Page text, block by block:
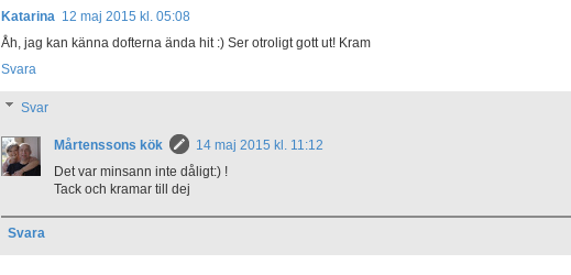
Katarina 12 maj 2015 kl. 05:08
Åh, jag kan känna dofterna ända hit :) Ser otroligt gott ut! Kram
Svara
Svar
Mårtenssons kök
14 maj 2015 kl. 11:12
Det var minsann inte dåligt:) !
Tack och kramar till dej
Svara